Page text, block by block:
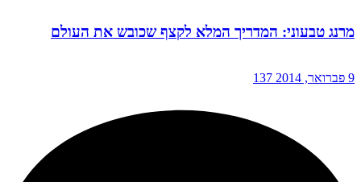
מרנג טבעוני: המדריך המלא לקצף שכובש את העולם
9 פברואר, 2014 137